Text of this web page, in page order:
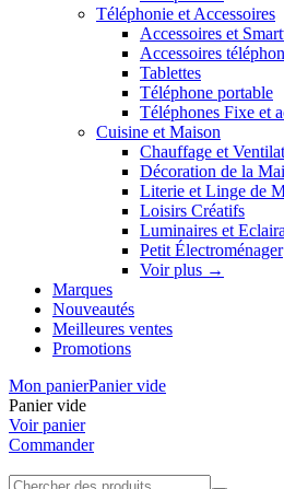
Téléphonie et Accessoires
Accessoires et
Accessoires
Tablettes
Téléphone portable
Téléphones Fixe et
Cuisine et Maison
Chauffage et
Décoration de la
Literie et Linge de
Loisirs Créatifs
Luminaires et
Petit Électroménager
Voir plus →
Marques
Nouveautés
Meilleures ventes
Promotions
Mon panierPanier vide
Panier vide
Voir panier
Commander